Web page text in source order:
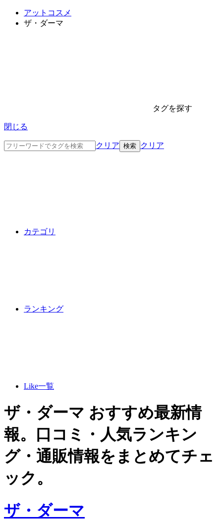
アットコスメ
ザ・ダーマ
タグを探す
閉じる
クリア クリア
カテゴリ
ランキング
Like一覧
ザ・ダーマ おすすめ最新情
報。口コミ・人気ランキン
グ・通販情報をまとめてチェ
ック。
ザ・ダーマ